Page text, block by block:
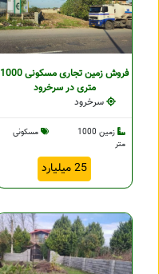
فروش زمین تجاری مسکونی 1000
متری در سرخرود
سرخرود
زمین 1000
متر
مسکونی
25 میلیارد